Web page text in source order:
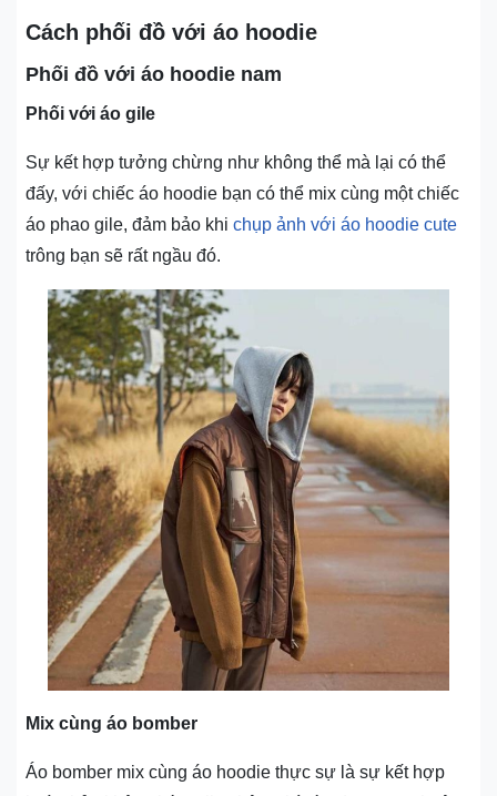
Cách phối đồ với áo hoodie
Phối đồ với áo hoodie nam
Phối với áo gile
Sự kết hợp tưởng chừng như không thể mà lại có thể
đấy, với chiếc áo hoodie bạn có thể mix cùng một chiếc
áo phao gile, đảm bảo khi chụp ảnh với áo hoodie cute
trông bạn sẽ rất ngầu đó.
Mix cùng áo bomber
Áo bomber mix cùng áo hoodie thực sự là sự kết hợp